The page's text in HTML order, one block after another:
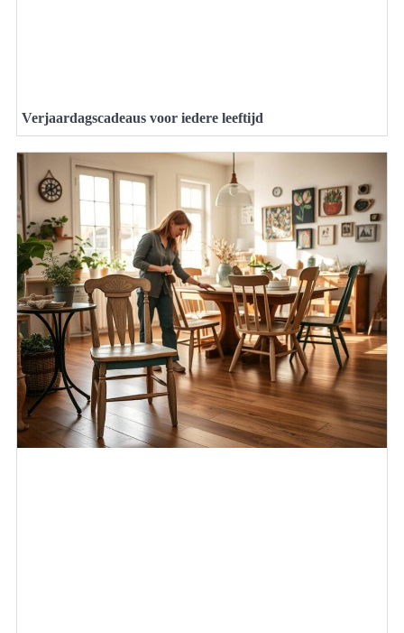
Verjaardagscadeaus voor iedere leeftijd